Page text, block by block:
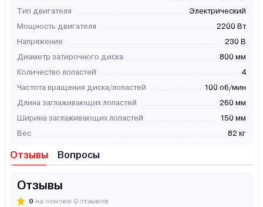
Тип двигателя
Электрический
Мощность двигателя
2200 Вт
Напряжение
230 В
Диаметр затирочного диска
800 мм
Количество лопастей
4
Частота вращения диска/лопастей
100 об/мин
Длина заглаживающих лопастей
260 мм
Ширина заглаживающих лопастей
150 мм
Вес
82 кг
Отзывы Вопросы
Отзывы
0 на основе 0 отзывов